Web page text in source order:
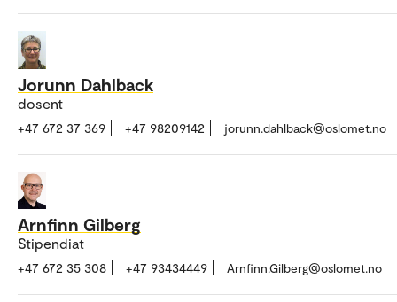
Jorunn Dahlback
dosent
+47 672 37 369 +47 98209142 jorunn.dahlback@oslomet.no
Arnfinn Gilberg
Stipendiat
+47 672 35 308 +47 93434449 Arnfinn.Gilberg@oslomet.no